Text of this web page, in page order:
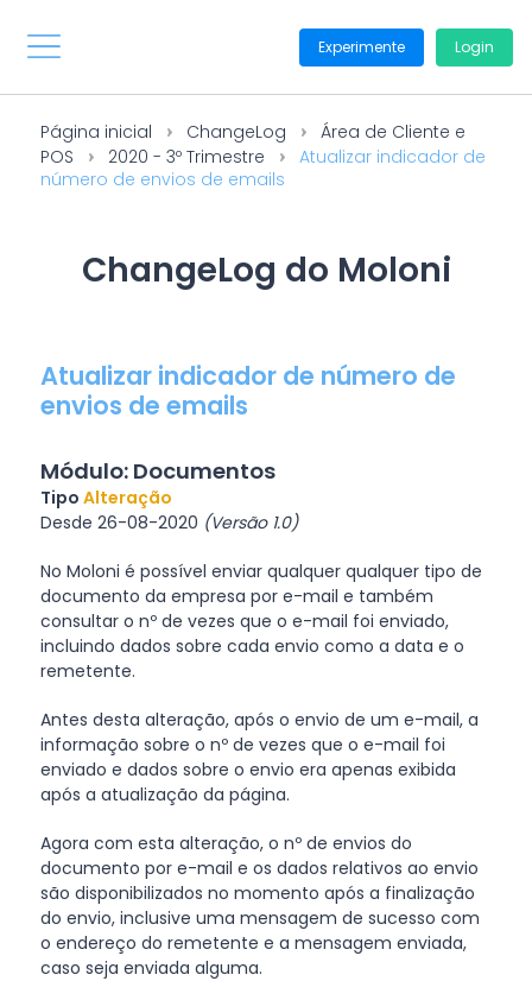
Experimente Login
Página inicial ChangeLog
Área de Cliente e
POS
2020 - 3º Trimestre
Atualizar indicador de
número de envios de emails
ChangeLog do Moloni
Atualizar indicador de número de
envios de emails
Módulo: Documentos
Tipo Alteração
Desde 26-08-2020 (Versão 1.0)
No Moloni é possível enviar qualquer qualquer tipo de
documento da empresa por e-mail e também
consultar o nº de vezes que o e-mail foi enviado,
incluindo dados sobre cada envio como a data e o
remetente.
Antes desta alteração, após o envio de um e-mail, a
informação sobre o nº de vezes que o e-mail foi
enviado e dados sobre o envio era apenas exibida
após a atualização da página.
Agora com esta alteração, o nº de envios do
documento por e-mail e os dados relativos ao envio
são disponibilizados no momento após a finalização
do envio, inclusive uma mensagem de sucesso com
o endereço do remetente e a mensagem enviada,
caso seja enviada alguma.